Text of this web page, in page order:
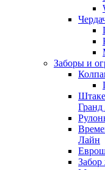
Заборы и
Лайн